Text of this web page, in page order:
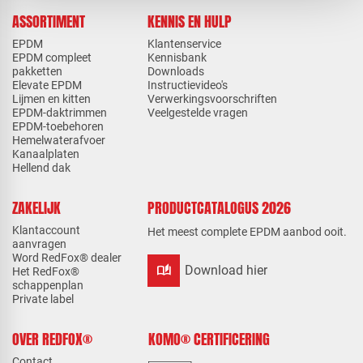
ASSORTIMENT
EPDM
EPDM compleet
pakketten
Elevate EPDM
Lijmen en kitten
EPDM-daktrimmen
EPDM-toebehoren
Hemelwaterafvoer
Kanaalplaten
Hellend dak
KENNIS EN HULP
Klantenservice
Kennisbank
Downloads
Instructievideo's
Verwerkingsvoorschriften
Veelgestelde vragen
ZAKELIJK
Klantaccount
aanvragen
Word RedFox® dealer
Het RedFox®
schappenplan
Private label
PRODUCTCATALOGUS 2026
Het meest complete EPDM aanbod ooit.
auto_stories Download hier
OVER REDFOX® KOMO® CERTIFICERING